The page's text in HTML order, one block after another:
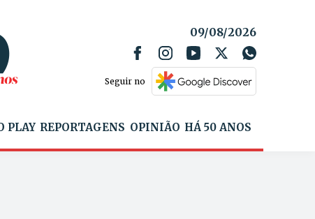
09/08/2026
Seguir no
PLAY REPORTAGENS OPINIÃO HÁ 50 ANOS